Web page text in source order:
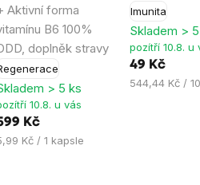
Aktivní forma
B6 100%
doplněk stravy
> 5 ks
10.8. u vás
Kč
Kč / 1 kapsle
Imunita
Skladem >
pozítří 10.8. u
49 Kč
Měrná
544,44 Kč /